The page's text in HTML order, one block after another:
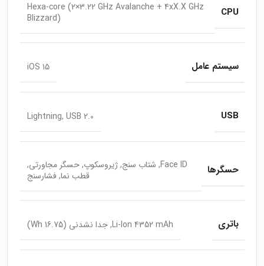
CPU
Hexa-core (2×3.22 GHz Avalanche + 4xX.X GHz
Blizzard)
سیستم عامل iOS 15
USB
Lightning, USB 2.0
حسگرها
Face ID, شتاب سنج, ژیروسکوپ, حسگر مجاورتی,
قطب نما, فشارسنج
باتری Li-Ion 4352 mAh, جدا نشدنی (16.75 Wh)